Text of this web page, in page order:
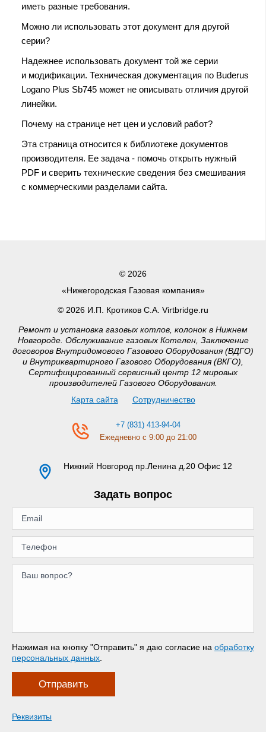
иметь разные требования.
Можно ли использовать этот документ для другой
серии?
Надежнее использовать документ той же серии
и модификации. Техническая документация по Buderus
Logano Plus Sb745 может не описывать отличия другой
линейки.
Почему на странице нет цен и условий работ?
Эта страница относится к библиотеке документов
производителя. Ее задача - помочь открыть нужный
PDF и сверить технические сведения без смешивания
с коммерческими разделами сайта.
© 2026
«Нижегородская Газовая компания»
© 2026 И.П. Кротиков С.А. Virtbridge.ru
Ремонт и установка газовых котлов, колонок в Нижнем
Новгороде. Обслуживание газовых Котелен, Заключение
договоров Внутридомового Газового Оборудования (ВДГО)
и Внутриквартирного Газового Оборудования (ВКГО),
Сертифицированный сервисный центр 12 мировых
производителей Газового Оборудования.
Карта сайта
Сотрудничество
+7 (831) 413-94-04
Ежедневно с 9:00 до 21:00
Нижний Новгород пр.Ленина д.20 Офис 12
Задать вопрос
Нажимая на кнопку "Отправить" я даю согласие на обработку
персональных данных
Отправить
Реквизиты